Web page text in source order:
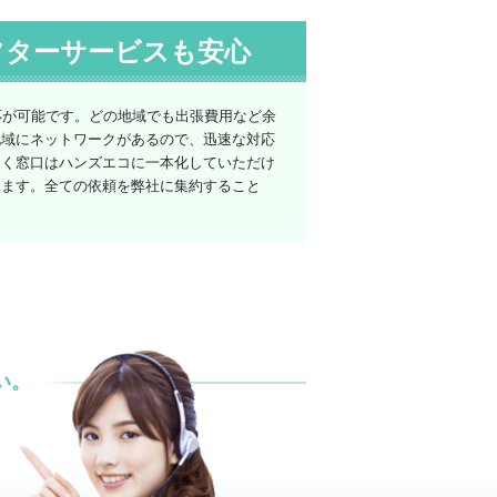
ーサービスも安心
可能です。どの地域でも出張費用など余
にネットワークがあるので、迅速な対応
窓口はハンズエコに一本化していただけ
す。全ての依頼を弊社に集約すること